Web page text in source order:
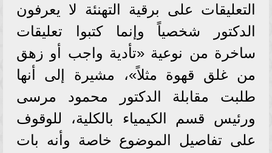
التعليقات على برقية التهنئة لا يعرفون
الدكتور شخصياً وإنما كتبوا تعليقات
ساخرة من نوعية «تأدية واجب أو زهق
من غلق قهوة مثلاً»، مشيرة إلى أنها
طلبت مقابلة الدكتور محمود مرسى
ورئيس قسم الكيمياء بالكلية، للوقوف
على تفاصيل الموضوع خاصة وأنه بات